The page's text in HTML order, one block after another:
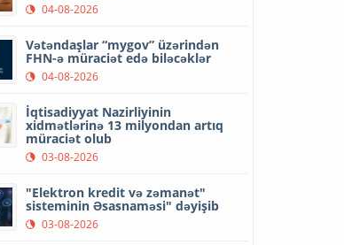
04-08-2026
Vətəndaşlar “mygov” üzərindən
FHN-ə müraciət edə biləcəklər
04-08-2026
İqtisadiyyat Nazirliyinin
xidmətlərinə 13 milyondan artıq
müraciət olub
03-08-2026
"Elektron kredit və zəmanət"
sisteminin Əsasnaməsi" dəyişib
03-08-2026